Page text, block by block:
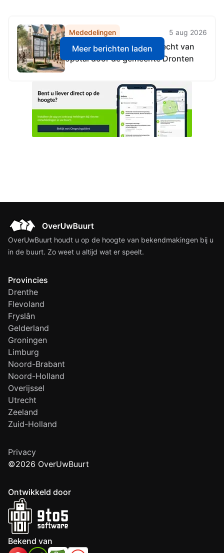
Mededelingen 5 aug 2026
Voorgenomen vestiging recht van
opstal door de gemeente Dronten
Meer berichten laden
OverUwBuurt houdt u op de hoogte van bekendmakingen bij u
in de buurt. Zo weet u altijd wat er speelt.
Provincies
Drenthe
Flevoland
Fryslân
Gelderland
Groningen
Limburg
Noord-Brabant
Noord-Holland
Overijssel
Utrecht
Zeeland
Zuid-Holland
Privacy
©2026 OverUwBuurt
Ontwikkeld door
Bekend van